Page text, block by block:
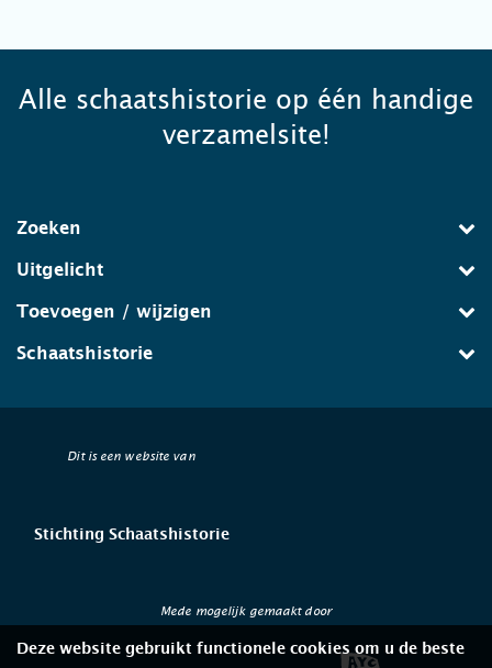
Alle schaatshistorie op één handige
verzamelsite!
Zoeken
Uitgelicht
Toevoegen / wijzigen
Schaatshistorie
Dit is een website van
Stichting Schaatshistorie
Mede mogelijk gemaakt door
Deze website gebruikt functionele cookies om u de beste